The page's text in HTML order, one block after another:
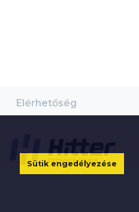
Sütik engedélyezése
Elérhetőség